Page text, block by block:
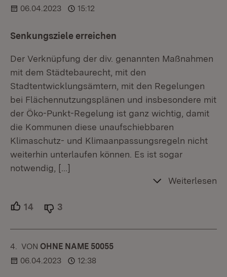
06.04.2023
15:12
Senkungsziele erreichen
Der Verknüpfung der div. genannten Maßnahmen
mit dem Städtebaurecht, mit den
Stadtentwicklungsämtern, mit den Regelungen
bei Flächennutzungsplänen und insbesondere mit
der Öko-Punkt-Regelung ist ganz wichtig, damit
die Kommunen diese unaufschiebbaren
Klimaschutz- und Klimaanpassungsregeln nicht
weiterhin unterlaufen können. Es ist sogar
notwendig, […]
Weiterlesen
14 Unterstützer.
3
4. KOMMENTAR
VON :OHNE NAME 50055
06.04.2023
12:38